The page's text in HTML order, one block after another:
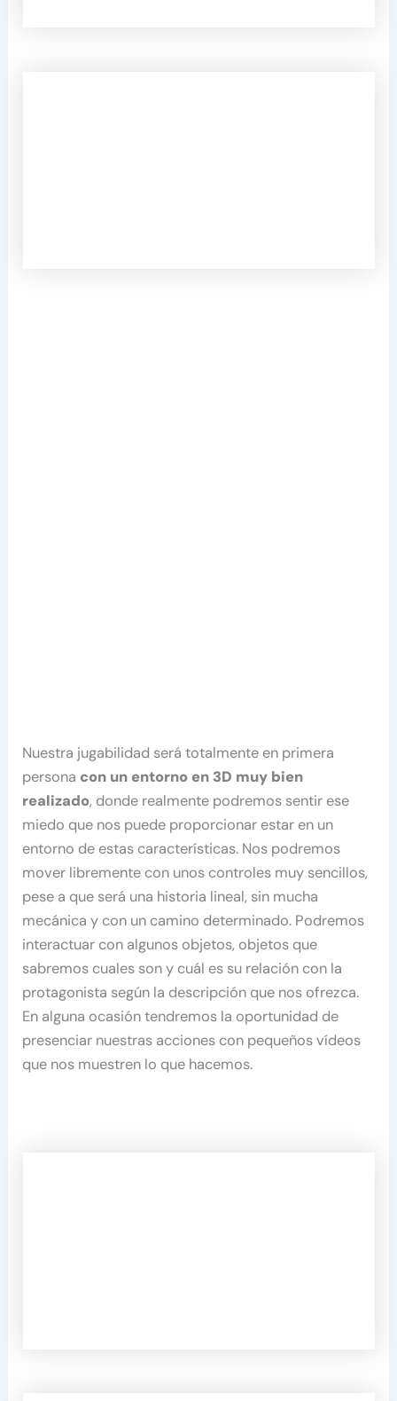
Nuestra jugabilidad será totalmente en primera
persona con un entorno en 3D muy bien
realizado, donde realmente podremos sentir ese
miedo que nos puede proporcionar estar en un
entorno de estas características. Nos podremos
mover libremente con unos controles muy sencillos,
pese a que será una historia lineal, sin mucha
mecánica y con un camino determinado. Podremos
interactuar con algunos objetos, objetos que
sabremos cuales son y cuál es su relación con la
protagonista según la descripción que nos ofrezca.
En alguna ocasión tendremos la oportunidad de
presenciar nuestras acciones con pequeños vídeos
que nos muestren lo que hacemos.